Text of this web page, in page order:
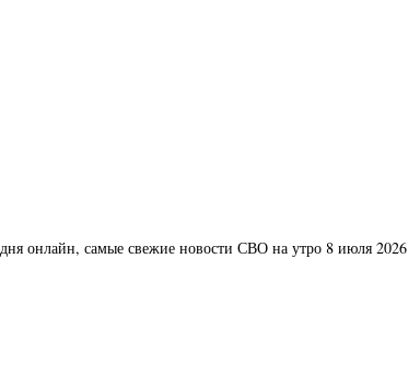
онлайн, самые свежие новости СВО на утро 8 июля 2026